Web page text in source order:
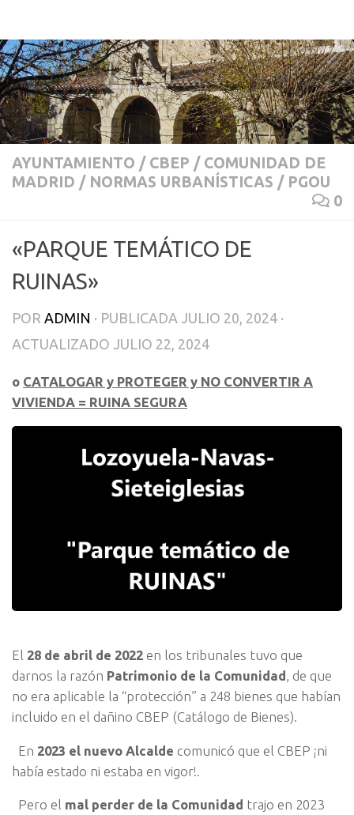
AYUNTAMIENTO / CBEP / COMUNIDAD DE
MADRID / NORMAS URBANÍSTICAS / PGOU
0
«PARQUE TEMÁTICO DE
RUINAS»
POR ADMIN · PUBLICADA JULIO 20, 2024 ·
ACTUALIZADO JULIO 22, 2024
o CATALOGAR y PROTEGER y NO CONVERTIR A
VIVIENDA = RUINA SEGURA
El 28 de abril de 2022 en los tribunales tuvo que
darnos la razón Patrimonio de la Comunidad , de que
no era aplicable la “protección” a 248 bienes que habían
incluido en el dañino CBEP (Catálogo de Bienes).
En 2023 el nuevo Alcalde comunicó que el CBEP ¡ni
había estado ni estaba en vigor!.
Pero el mal perder de la Comunidad trajo en 2023